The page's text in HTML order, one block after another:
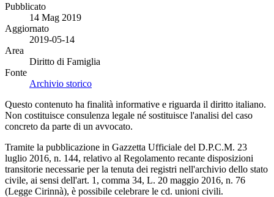
Pubblicato
14 Mag 2019
Aggiornato
2019-05-14
Area
Diritto di Famiglia
Fonte
Archivio storico
Questo contenuto ha finalità informative e riguarda il diritto italiano.
Non costituisce consulenza legale né sostituisce l'analisi del caso
concreto da parte di un avvocato.
Tramite la pubblicazione in Gazzetta Ufficiale del D.P.C.M. 23
luglio 2016, n. 144, relativo al Regolamento recante disposizioni
transitorie necessarie per la tenuta dei registri nell'archivio dello stato
civile, ai sensi dell'art. 1, comma 34, L. 20 maggio 2016, n. 76
(Legge Cirinnà), è possibile celebrare le cd. unioni civili.